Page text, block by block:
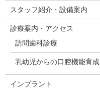
スタッフ紹介・設備案内
診療案内・アクセス
訪問歯科診療
乳幼児からの口腔機能育成
インプラント